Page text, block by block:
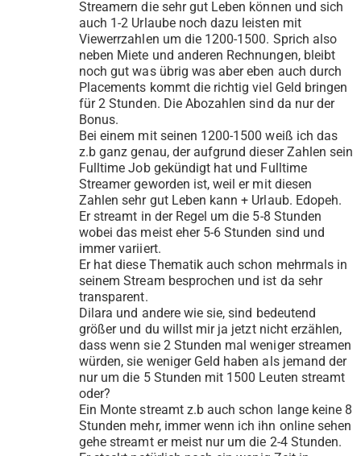
Streamern die sehr gut Leben können und sich
auch 1-2 Urlaube noch dazu leisten mit
Viewerrzahlen um die 1200-1500. Sprich also
neben Miete und anderen Rechnungen, bleibt
noch gut was übrig was aber eben auch durch
Placements kommt die richtig viel Geld bringen
für 2 Stunden. Die Abozahlen sind da nur der
Bonus.
Bei einem mit seinen 1200-1500 weiß ich das
z.b ganz genau, der aufgrund dieser Zahlen sein
Fulltime Job gekündigt hat und Fulltime
Streamer geworden ist, weil er mit diesen
Zahlen sehr gut Leben kann + Urlaub. Edopeh.
Er streamt in der Regel um die 5-8 Stunden
wobei das meist eher 5-6 Stunden sind und
immer variiert.
Er hat diese Thematik auch schon mehrmals in
seinem Stream besprochen und ist da sehr
transparent.
Dilara und andere wie sie, sind bedeutend
größer und du willst mir ja jetzt nicht erzählen,
dass wenn sie 2 Stunden mal weniger streamen
würden, sie weniger Geld haben als jemand der
nur um die 5 Stunden mit 1500 Leuten streamt
oder?
Ein Monte streamt z.b auch schon lange keine 8
Stunden mehr, immer wenn ich ihn online sehen
gehe streamt er meist nur um die 2-4 Stunden.